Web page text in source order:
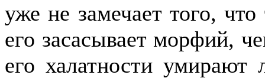
уже не замечает того,
его засасывает морфий,
его халатности